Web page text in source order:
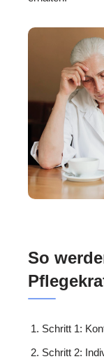
So
Schritt 1:
Schritt 2: